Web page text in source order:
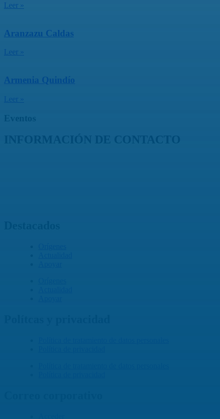
Leer »
Aranzazu Caldas
Leer »
Armenia Quindío